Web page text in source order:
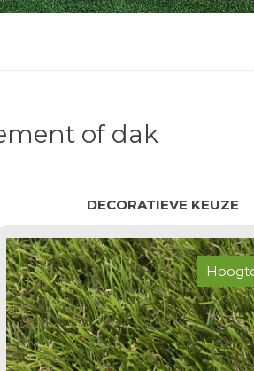
of dak
DECORATIEVE KEUZE